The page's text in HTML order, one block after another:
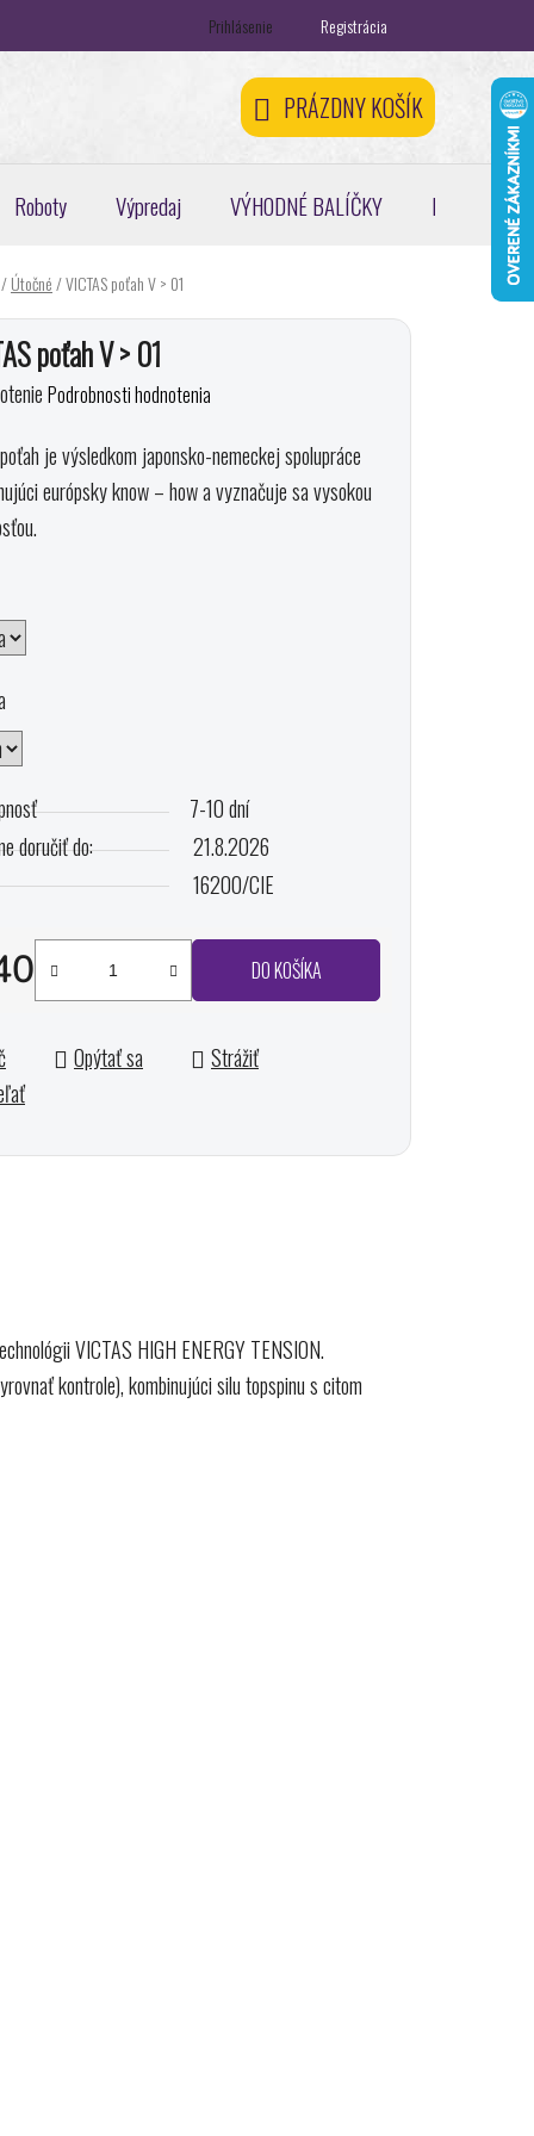
Registračná zľava 5 % Odstúpenie od zmluvy
Prihlásenie Registrácia
NÁKUPNÝ
KOŠÍK
PRÁZDNY KOŠÍK
Roboty Výpredaj VÝHODNÉ BALÍČKY Pickleball,
/Útočné/VICTAS poťah V > 01
poťah V > 01
Podrobnosti hodnotenia
je výsledkom japonsko-nemeckej spolupráce
európsky know – how a vyznačuje sa vysokou
7-10 dní
doručiť do:
21.8.2026
16200/CIE
cena:
DO KOŠÍKA
Opýtať sa
Strážiť
VICTAS HIGH ENERGY TENSION.
kontrole), kombinujúci silu topspinu s citom